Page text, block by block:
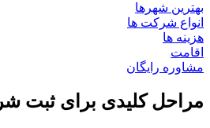
بهترین شهرها
انواع شرکت ها
هزینه ها
اقامت
مشاوره رایگان
مراحل کلیدی برای ثبت